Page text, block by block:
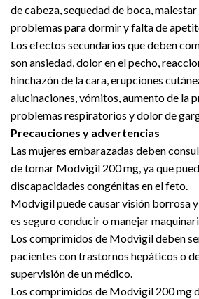
de cabeza, sequedad de boca,
problemas para dormir y falta de
Los efectos secundarios que deben
son ansiedad, dolor en el pecho,
hinchazón de la cara, erupciones
alucinaciones, vómitos, aumento de la
problemas respiratorios y dolor de
Precauciones y advertencias
Las mujeres embarazadas deben
de tomar Modvigil 200 mg, ya que
discapacidades congénitas en el feto.
Modvigil puede causar visión borrosa
es seguro conducir o manejar
Los comprimidos de Modvigil deben
pacientes con trastornos hepáticos o
supervisión de un médico.
Los comprimidos de Modvigil 200 mg